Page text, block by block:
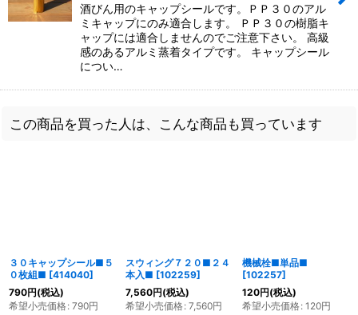
酒びん用のキャップシールです。ＰＰ３０のアル
ミキャップにのみ適合します。 ＰＰ３０の樹脂キ
ャップには適合しませんのでご注意下さい。 高級
感のあるアルミ蒸着タイプです。 キャップシール
につい…
この商品を買った人は、こんな商品も買っています
３０キャップシール■５
０枚組■ [414040]
790円(税込)
希望小売価格: 790円
スウィング７２０■２４
本入■ [102259]
7,560円(税込)
希望小売価格: 7,560円
機械栓■単品■
[102257]
120円(税込)
希望小売価格: 120円